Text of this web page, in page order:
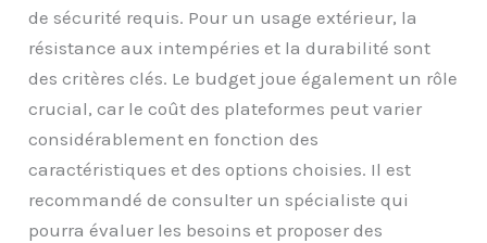
de sécurité requis. Pour un usage extérieur, la
résistance aux intempéries et la durabilité sont
des critères clés. Le budget joue également un rôle
crucial, car le coût des plateformes peut varier
considérablement en fonction des
caractéristiques et des options choisies. Il est
recommandé de consulter un spécialiste qui
pourra évaluer les besoins et proposer des